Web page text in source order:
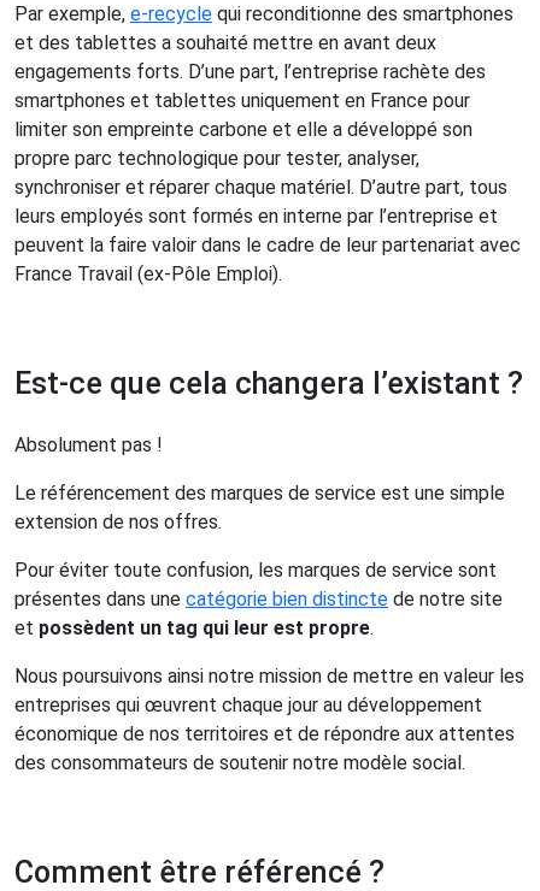
Par exemple, e-recycle qui reconditionne des smartphones
et des tablettes a souhaité mettre en avant deux
engagements forts. D’une part, l’entreprise rachète des
smartphones et tablettes uniquement en France pour
limiter son empreinte carbone et elle a développé son
propre parc technologique pour tester, analyser,
synchroniser et réparer chaque matériel. D’autre part, tous
leurs employés sont formés en interne par l’entreprise et
peuvent la faire valoir dans le cadre de leur partenariat avec
France Travail (ex-Pôle Emploi).
Est-ce que cela changera l’existant ?
Absolument pas !
Le référencement des marques de service est une simple
extension de nos offres.
Pour éviter toute confusion, les marques de service sont
présentes dans une catégorie bien distincte de notre site
et possèdent un tag qui leur est propre.
Nous poursuivons ainsi notre mission de mettre en valeur les
entreprises qui œuvrent chaque jour au développement
économique de nos territoires et de répondre aux attentes
des consommateurs de soutenir notre modèle social.
Comment être référencé ?